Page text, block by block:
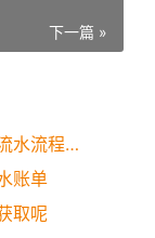
下一篇 »
去银行打工资流水怎么操作？打印银行流水流程一览
账单
取呢